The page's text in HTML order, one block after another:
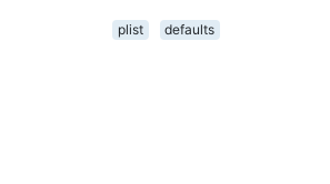
plist
defaults